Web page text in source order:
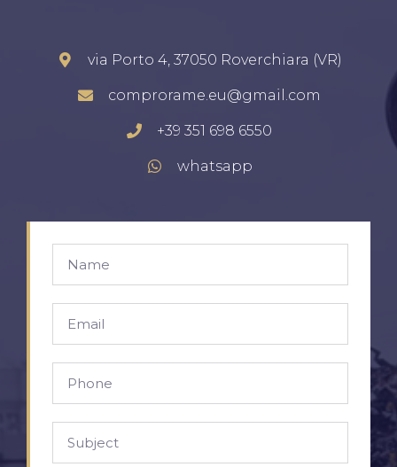
via Porto 4, 37050 Roverchiara (VR)
comprorame.eu@gmail.com
+39 351 698 6550
whatsapp